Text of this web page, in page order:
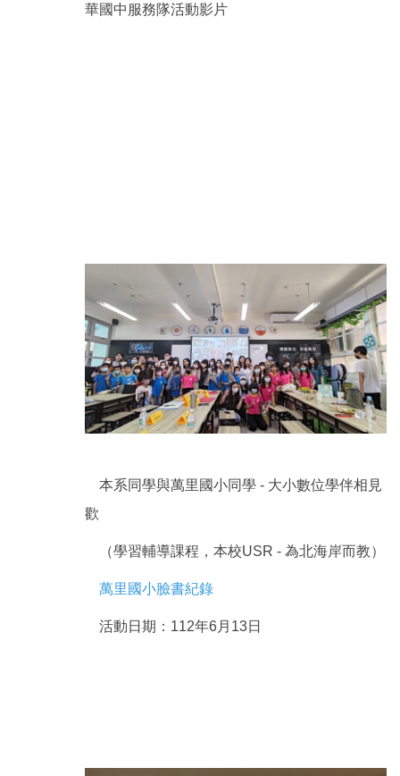
華國中服務隊活動影片
本系同學與萬里國小同學 - 大小數位學伴相見
歡
（學習輔導課程，本校USR - 為北海岸而教）
萬里國小臉書紀錄
活動日期：112年6月13日